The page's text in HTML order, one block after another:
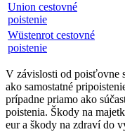
Union cestovné
poistenie
Wüstenrot cestovné
poistenie
V závislosti od poisťovne
ako samostatné
prípadne priamo ako
poistenia. Škody na
eur a škody na zdraví do